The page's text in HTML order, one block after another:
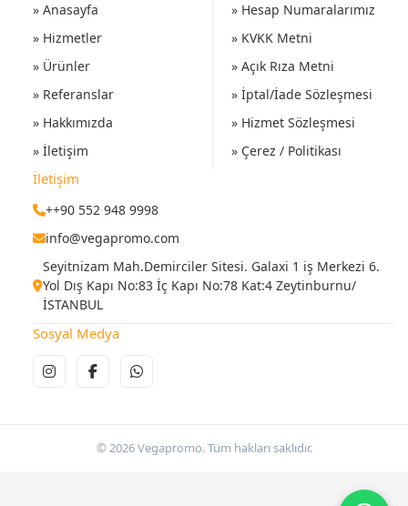
» Anasayfa
» Hizmetler
» Ürünler
» Referanslar
» Hakkımızda
» İletişim
» Hesap Numaralarımız
» KVKK Metni
» Açık Rıza Metni
» İptal/İade Sözleşmesi
» Hizmet Sözleşmesi
» Çerez / Politikası
İletişim
++90 552 948 9998
info@vegapromo.com
Seyitnizam Mah.Demirciler Sitesi. Galaxi 1 iş Merkezi 6.
Yol Dış Kapı No:83 İç Kapı No:78 Kat:4 Zeytinburnu/
İSTANBUL
Sosyal Medya
© 2026 Vegapromo. Tüm hakları saklıdır.